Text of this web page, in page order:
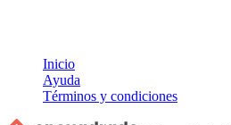
Inicio
Ayuda
Términos y condiciones